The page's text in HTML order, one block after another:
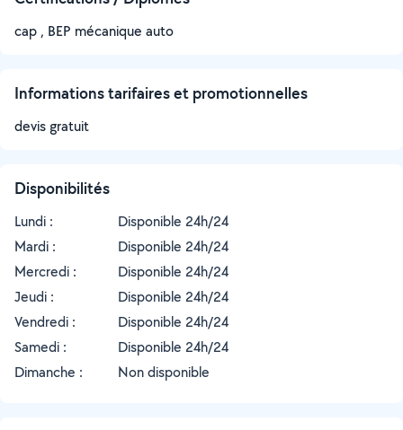
cap , BEP mécanique auto
Informations tarifaires et promotionnelles
devis gratuit
Disponibilités
Lundi :
Disponible 24h/24
Mardi :
Disponible 24h/24
Mercredi :
Disponible 24h/24
Jeudi :
Disponible 24h/24
Vendredi :
Disponible 24h/24
Samedi :
Disponible 24h/24
Dimanche :
Non disponible